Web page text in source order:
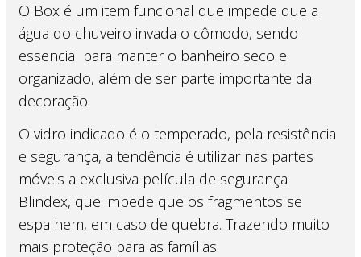
O Box é um item funcional que impede que a
água do chuveiro invada o cômodo, sendo
essencial para manter o banheiro seco e
organizado, além de ser parte importante da
decoração.
O vidro indicado é o temperado, pela resistência
e segurança, a tendência é utilizar nas partes
móveis a exclusiva película de segurança
Blindex, que impede que os fragmentos se
espalhem, em caso de quebra. Trazendo muito
mais proteção para as famílias.